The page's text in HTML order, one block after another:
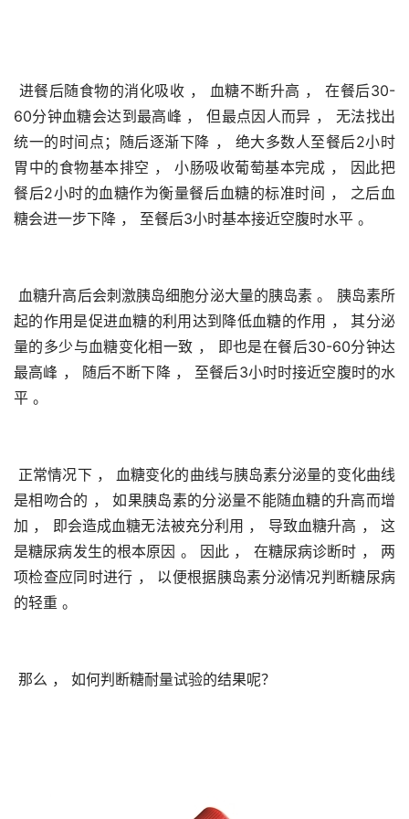
60分钟血糖会达到最高峰 ， 但最点因人而异 ， 无法找出
统一的时间点；随后逐渐下降 ， 绝大多数人至餐后2小时
胃中的食物基本排空 ， 小肠吸收葡萄基本完成 ， 因此把
餐后2小时的血糖作为衡量餐后血糖的标准时间 ， 之后血
糖会进一步下降 ， 至餐后3小时基本接近空腹时水平 。
起的作用是促进血糖的利用达到降低血糖的作用 ， 其分泌
量的多少与血糖变化相一致 ， 即也是在餐后30-60分钟达
最高峰 ， 随后不断下降 ， 至餐后3小时时接近空腹时的水
平 。
是相吻合的 ， 如果胰岛素的分泌量不能随血糖的升高而增
加 ， 即会造成血糖无法被充分利用 ， 导致血糖升高 ， 这
是糖尿病发生的根本原因 。 因此 ， 在糖尿病诊断时 ， 两
项检查应同时进行 ， 以便根据胰岛素分泌情况判断糖尿病
的轻重 。
那么 ， 如何判断糖耐量试验的结果呢？